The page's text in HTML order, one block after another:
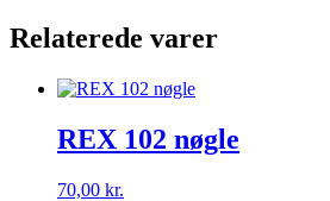
Relaterede varer
REX 102 nøgle
70,00 kr.